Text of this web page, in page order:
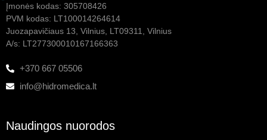
Įmonės kodas: 305708426
PVM kodas: LT100014264614
Juozapavičiaus 13, Vilnius, LT09311, Vilnius
A/s: LT277300010167166363
+370 667 05506
info@hidromedica.lt
Naudingos nuorodos